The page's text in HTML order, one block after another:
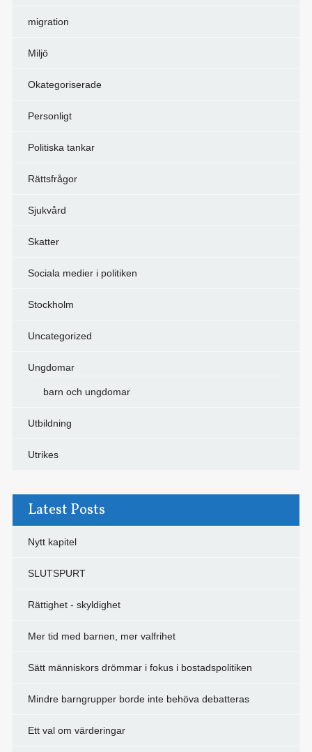
migration
Miljö
Okategoriserade
Personligt
Politiska tankar
Rättsfrågor
Sjukvård
Skatter
Sociala medier i politiken
Stockholm
Uncategorized
Ungdomar
barn och ungdomar
Utbildning
Utrikes
Latest Posts
Nytt kapitel
SLUTSPURT
Rättighet - skyldighet
Mer tid med barnen, mer valfrihet
Sätt människors drömmar i fokus i bostadspolitiken
Mindre barngrupper borde inte behöva debatteras
Ett val om värderingar